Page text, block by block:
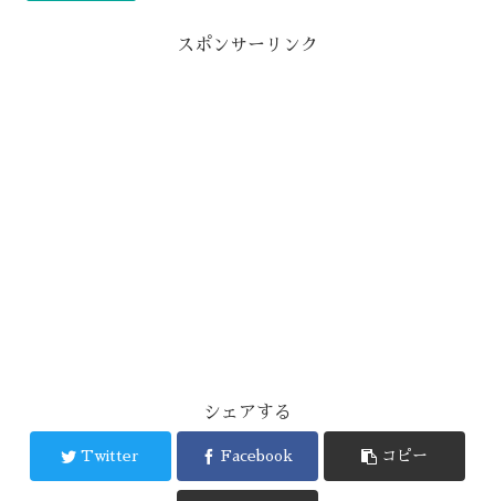
スポンサーリンク
シェアする
Twitter Facebook コピー